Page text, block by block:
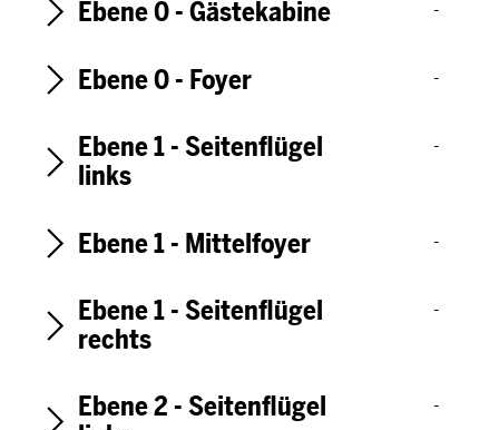
s
h
Ebene 0 - Gästekabine -
Ebene 0 - Foyer -
Ebene 1 - Seitenflügel
links
-
Ebene 1 - Mittelfoyer -
Ebene 1 - Seitenflügel
rechts
-
Ebene 2 - Seitenflügel
-